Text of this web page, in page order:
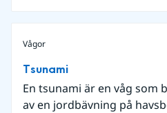
Vågor
Tsunami
En tsunami är en våg som
av en jordbävning på